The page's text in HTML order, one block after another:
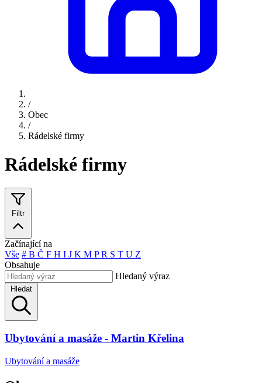
/
Obec
/
Rádelské firmy
Rádelské firmy
Filtr
Začínající na
Vše # B Č F H I J K M PR S T U Z
Obsahuje
Hledaný výraz
Hledat
Ubytování a masáže - Martin Křelina
Ubytování a masáže